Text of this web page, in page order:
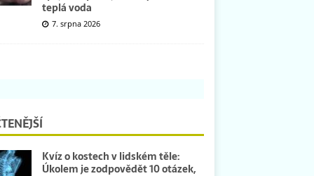
teplá voda
7. srpna 2026
Kvíz o kostech v lidském těle:
Úkolem je zodpovědět 10 otázek,